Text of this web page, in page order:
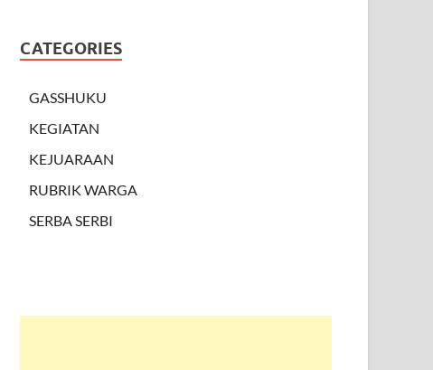
CATEGORIES
GASSHUKU
KEGIATAN
KEJUARAAN
RUBRIK WARGA
SERBA SERBI